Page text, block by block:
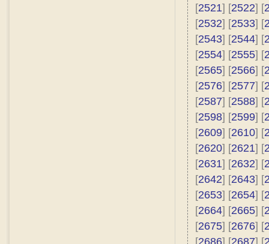
[2521] [2522] [
[2532] [2533] [
[2543] [2544] [
[2554] [2555] [
[2565] [2566] [
[2576] [2577] [
[2587] [2588] [
[2598] [2599] [
[2609] [2610] [
[2620] [2621] [
[2631] [2632] [
[2642] [2643] [
[2653] [2654] [
[2664] [2665] [
[2675] [2676] [
[2686] [2687] [